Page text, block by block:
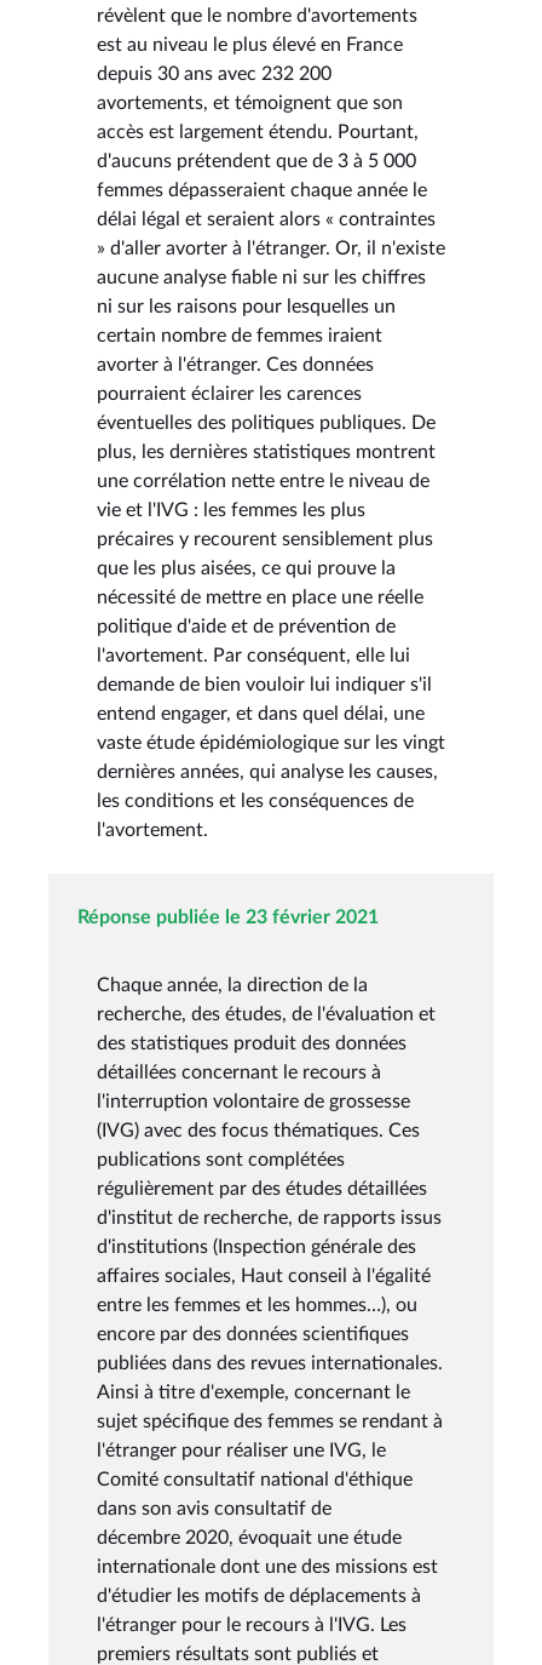
révèlent que le nombre d'avortements
est au niveau le plus élevé en France
depuis 30 ans avec 232 200
avortements, et témoignent que son
accès est largement étendu. Pourtant,
d'aucuns prétendent que de 3 à 5 000
femmes dépasseraient chaque année le
délai légal et seraient alors « contraintes
» d'aller avorter à l'étranger. Or, il n'existe
aucune analyse fiable ni sur les chiffres
ni sur les raisons pour lesquelles un
certain nombre de femmes iraient
avorter à l'étranger. Ces données
pourraient éclairer les carences
éventuelles des politiques publiques. De
plus, les dernières statistiques montrent
une corrélation nette entre le niveau de
vie et l'IVG : les femmes les plus
précaires y recourent sensiblement plus
que les plus aisées, ce qui prouve la
nécessité de mettre en place une réelle
politique d'aide et de prévention de
l'avortement. Par conséquent, elle lui
demande de bien vouloir lui indiquer s'il
entend engager, et dans quel délai, une
vaste étude épidémiologique sur les vingt
dernières années, qui analyse les causes,
les conditions et les conséquences de
l'avortement.
Réponse publiée le 23 février 2021
Chaque année, la direction de la
recherche, des études, de l'évaluation et
des statistiques produit des données
détaillées concernant le recours à
l'interruption volontaire de grossesse
(IVG) avec des focus thématiques. Ces
publications sont complétées
régulièrement par des études détaillées
d'institut de recherche, de rapports issus
d'institutions (Inspection générale des
affaires sociales, Haut conseil à l'égalité
entre les femmes et les hommes…), ou
encore par des données scientifiques
publiées dans des revues internationales.
Ainsi à titre d'exemple, concernant le
sujet spécifique des femmes se rendant à
l'étranger pour réaliser une IVG, le
Comité consultatif national d'éthique
dans son avis consultatif de
décembre 2020, évoquait une étude
internationale dont une des missions est
d'étudier les motifs de déplacements à
l'étranger pour le recours à l'IVG. Les
premiers résultats sont publiés et